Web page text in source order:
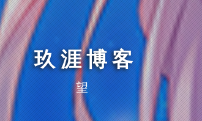
玖涯博客
望仔的秘